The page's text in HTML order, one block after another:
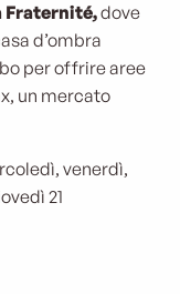
Fraternité,dove
d’ombra
per offrire aree
un mercato
venerdì,
21